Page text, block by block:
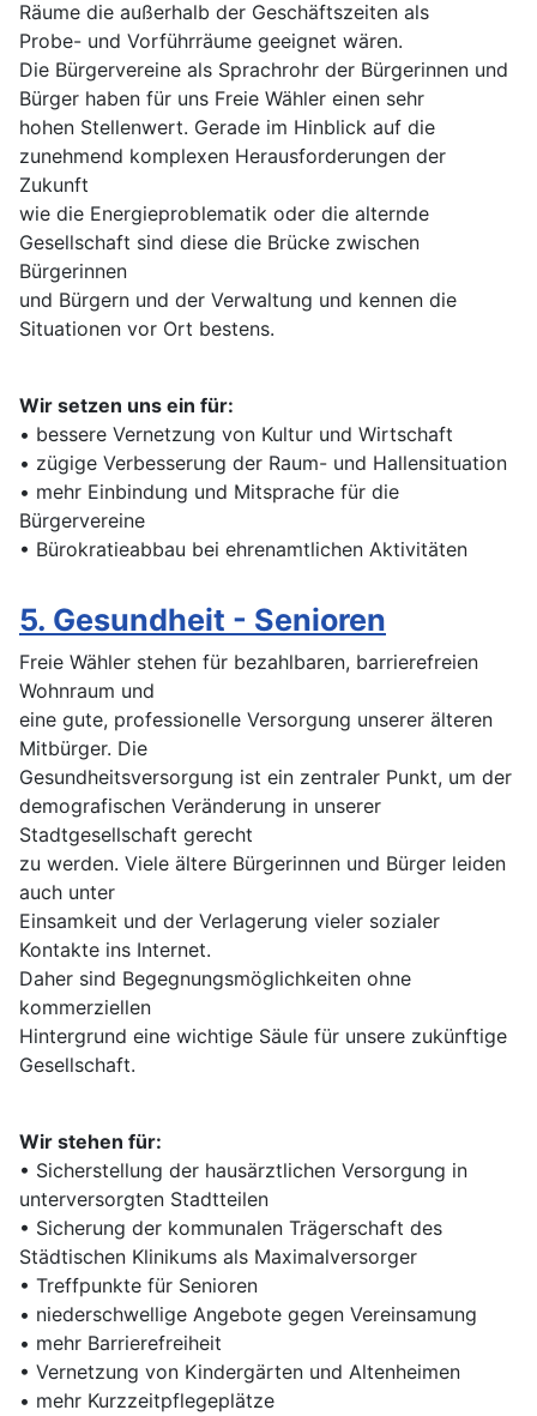
Räume die außerhalb der Geschäftszeiten als
Probe- und Vorführräume geeignet wären.
Die Bürgervereine als Sprachrohr der Bürgerinnen und
Bürger haben für uns Freie Wähler einen sehr
hohen Stellenwert. Gerade im Hinblick auf die
zunehmend komplexen Herausforderungen der
Zukunft
wie die Energieproblematik oder die alternde
Gesellschaft sind diese die Brücke zwischen
Bürgerinnen
und Bürgern und der Verwaltung und kennen die
Situationen vor Ort bestens.
Wir setzen uns ein für:
• bessere Vernetzung von Kultur und Wirtschaft
• zügige Verbesserung der Raum- und Hallensituation
• mehr Einbindung und Mitsprache für die
Bürgervereine
• Bürokratieabbau bei ehrenamtlichen Aktivitäten
5. Gesundheit - Senioren
Freie Wähler stehen für bezahlbaren, barrierefreien
Wohnraum und
eine gute, professionelle Versorgung unserer älteren
Mitbürger. Die
Gesundheitsversorgung ist ein zentraler Punkt, um der
demografischen Veränderung in unserer
Stadtgesellschaft gerecht
zu werden. Viele ältere Bürgerinnen und Bürger leiden
auch unter
Einsamkeit und der Verlagerung vieler sozialer
Kontakte ins Internet.
Daher sind Begegnungsmöglichkeiten ohne
kommerziellen
Hintergrund eine wichtige Säule für unsere zukünftige
Gesellschaft.
Wir stehen für:
• Sicherstellung der hausärztlichen Versorgung in
unterversorgten Stadtteilen
• Sicherung der kommunalen Trägerschaft des
Städtischen Klinikums als Maximalversorger
• Treffpunkte für Senioren
• niederschwellige Angebote gegen Vereinsamung
• mehr Barrierefreiheit
• Vernetzung von Kindergärten und Altenheimen
• mehr Kurzzeitpflegeplätze